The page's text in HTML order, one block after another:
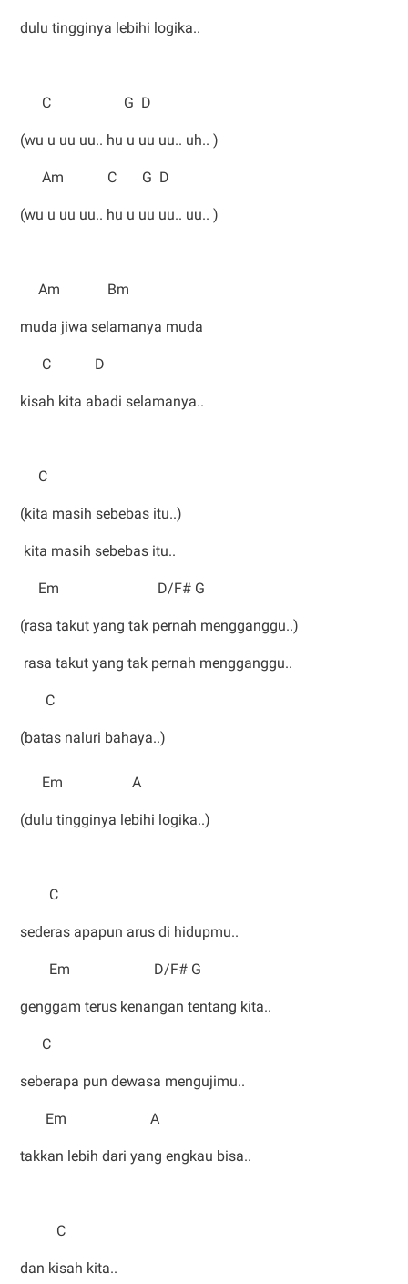
dulu tingginya lebihi logika..
C G D
(wu u uu uu.. hu u uu uu.. uh.. )
Am C G D
(wu u uu uu.. hu u uu uu.. uu.. )
Am Bm
muda jiwa selamanya muda
C D
kisah kita abadi selamanya..
C
(kita masih sebebas itu..)
kita masih sebebas itu..
Em D/F# G
(rasa takut yang tak pernah mengganggu..)
rasa takut yang tak pernah mengganggu..
C
(batas naluri bahaya..)
Em A
(dulu tingginya lebihi logika..)
C
sederas apapun arus di hidupmu..
Em D/F# G
genggam terus kenangan tentang kita..
C
seberapa pun dewasa mengujimu..
Em A
takkan lebih dari yang engkau bisa..
C
dan kisah kita..